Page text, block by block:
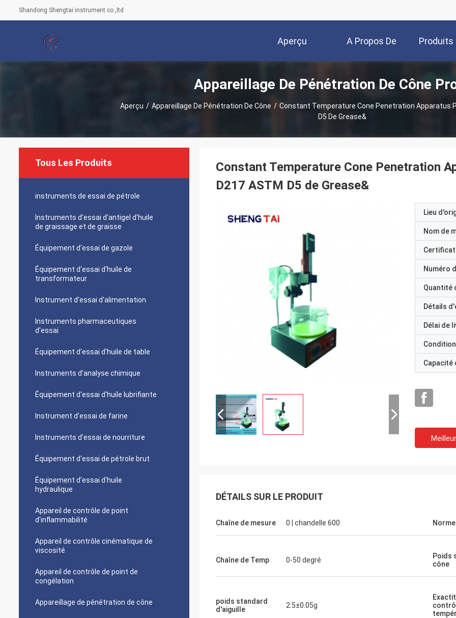
Shandong Shengtai instrument co.,ltd
Aperçu A Propos De
Nous
Produits
Appareillage De Pénétration De Cône
Aperçu / Appareillage De Pénétration De Cône / Constant Temperature Cone Penetration Apparatus
D5 De Grease&
Tous Les Produits
instruments de essai de pétrole
Instruments d'essai d'antigel d'huile
de graissage et de graisse
Équipement d'essai de gazole
Équipement d'essai d'huile de
transformateur
Instrument d'essai d'alimentation
Instruments pharmaceutiques
d'essai
Équipement d'essai d'huile de table
Instruments d'analyse chimique
Équipement d'essai d'huile lubrifiante
Instrument d'essai de farine
Instruments d'essai de nourriture
Équipement d'essai de pétrole brut
Équipement d'essai d'huile
hydraulique
Appareil de contrôle de point
d'inflammabilité
Appareil de contrôle cinématique de
viscosité
Appareil de contrôle de point de
congélation
Appareillage de pénétration de cône
Constant Temperature Cone Penetration
D217 ASTM D5 de Grease&
Lieu
Nom de
Numéro
Quantité
Détails
Délai de
Capacité
DÉTAILS SUR LE PRODUIT
Chaîne de mesure 0 | chandelle 600 Norme
Chaîne de Temp 0-50 degré
Poids
cône
poids standard
d'aiguille
2.5±0.05g